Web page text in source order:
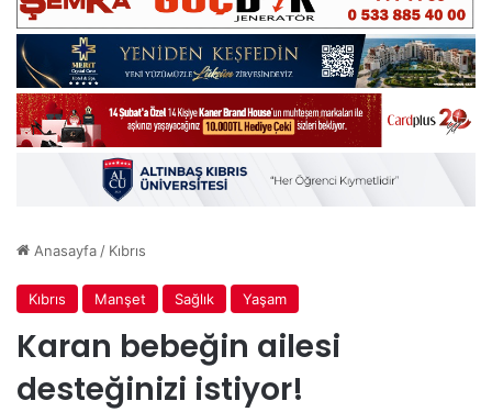
Anasayfa / Kıbrıs
Kıbrıs Manşet Sağlık Yaşam
Karan bebeğin ailesi
desteğinizi istiyor!